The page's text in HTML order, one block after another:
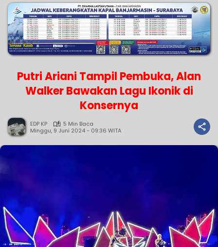
Putri Ariani Tampil Pembuka, Alan
Walker Bawakan Lagu Ikonik di
Konsernya
EDP KP
5 Min Baca
Minggu, 9 Juni 2024 - 09:36 WITA